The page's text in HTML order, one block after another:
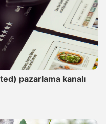
pazarlama kanalı